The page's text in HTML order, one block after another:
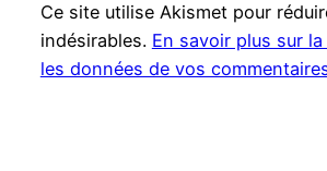
Ce site utilise Akismet pour
indésirables. En savoir plus sur
les données de vos